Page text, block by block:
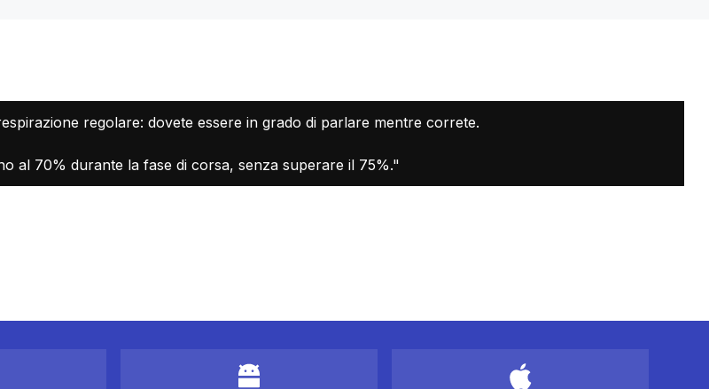
regolare: dovete essere in grado di parlare mentre correte.
al 70% durante la fase di corsa, senza superare il 75%."